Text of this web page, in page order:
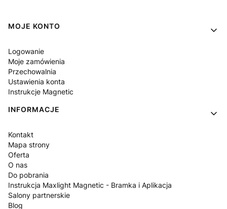
Linki w stopce
MOJE KONTO
Logowanie
Moje zamówienia
Przechowalnia
Ustawienia konta
Instrukcje Magnetic
INFORMACJE
Kontakt
Mapa strony
Oferta
O nas
Do pobrania
Instrukcja Maxlight Magnetic - Bramka i Aplikacja
Salony partnerskie
Blog